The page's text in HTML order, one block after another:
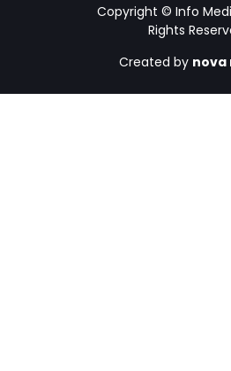
Copyright © Info
Rights
Created by nova